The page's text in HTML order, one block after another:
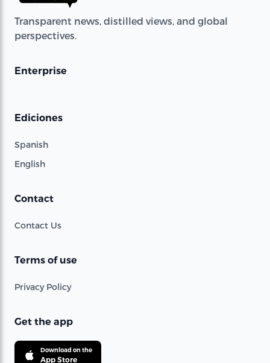
Transparent news, distilled views, and global
perspectives.
Enterprise
Ediciones
Spanish
English
Contact
Contact Us
Terms of use
Privacy Policy
Get the app
Download on the
App Store